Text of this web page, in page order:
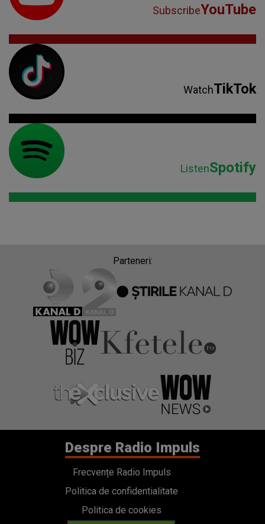
SubscribeYouTube
WatchTikTok
ListenSpotify
Parteneri:
Despre Radio Impuls
Frecvențe Radio Impuls
Politica de confidentialitate
Politica de cookies